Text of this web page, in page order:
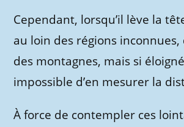
Cependant, lorsqu’il lève la
au loin des régions inconnues,
des montagnes, mais si
impossible d’en mesurer la
À force de contempler ces